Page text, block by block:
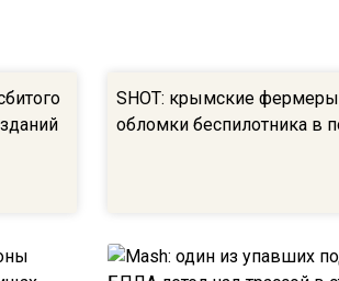
SHOT: крымские
обломки беспилотника в